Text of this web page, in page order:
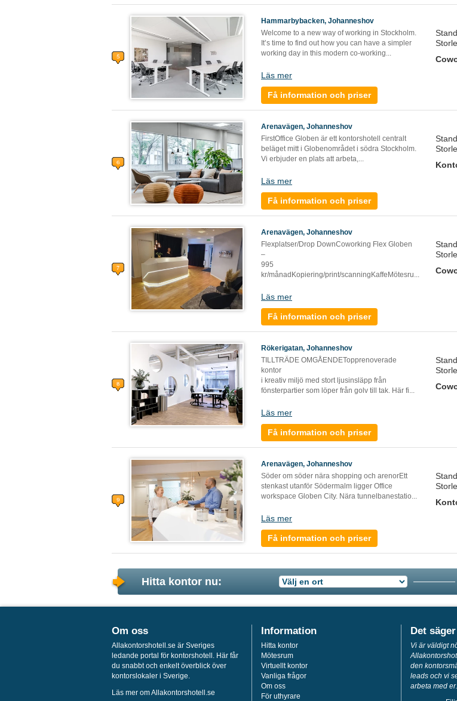
Hammarbybacken, Johanneshov
Welcome to a new way of working in Stockholm.
It’s time to find out how you can have a simpler
working day in this modern co-working...
Läs mer
Få information och priser
Arenavägen, Johanneshov
FirstOffice Globen är ett kontorshotell centralt
beläget mitt i Globenområdet i södra Stockholm.
Vi erbjuder en plats att arbeta,...
Läs mer
Få information och priser
Arenavägen, Johanneshov
Flexplatser/Drop DownCoworking Flex Globen
–
995
kr/månadKopiering/print/scanningKaffeMötesru...
Läs mer
Få information och priser
Rökerigatan, Johanneshov
TILLTRÄDE OMGÅENDETopprenoverade
kontor
i kreativ miljö med stort ljusinsläpp från
fönsterpartier som löper från golv till tak. Här fi...
Läs mer
Få information och priser
Arenavägen, Johanneshov
Söder om söder nära shopping och arenorEtt
stenkast utanför Södermalm ligger Office
workspace Globen City. Nära tunnelbanestatio...
Läs mer
Få information och priser
Hitta kontor nu:
Om oss
Allakontorshotell.se är Sveriges
ledande portal för kontorshotell. Här får
du snabbt och enkelt överblick över
kontorslokaler i Sverige.
Läs mer om Allakontorshotell.se
Information
Hitta kontor
Mötesrum
Virtuellt kontor
Vanliga frågor
Om oss
För uthyrare
Det
Vi är väldigt
den
leads och vi
arbeta med er.